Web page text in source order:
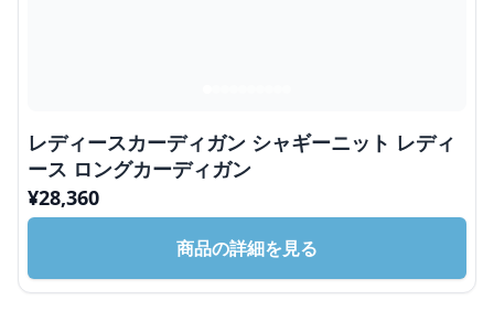
レディースカーディガン シャギーニット レディ
ース ロングカーディガン
¥28,360
商品の詳細を見る